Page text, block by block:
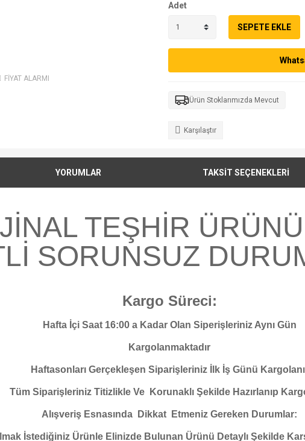
FİYAT ALARMI
Adet
SEPETE EKLE
Ürün Stoklarımızda Mevcut
Karşılaştır
YORUMLAR TAKSİT SEÇENEKLERİ
TEŞHİR
SORUNSUZ
Kargo Süreci:
Hafta İçi Saat 16:00 a Kadar Olan Siperişleriniz Aynı Gün
Kargolanmaktadır
Haftasonları Gerçekleşen Siparişleriniz İlk İş Günü
Tüm Siparişleriniz Titizlikle Ve Korunaklı Şekilde Hazırlanıp
Alışveriş Esnasında Dikkat Etmeniz Gereken Durumlar:
İstediğiniz Ürünle Elinizde Bulunan Ürünü Detaylı Şekilde